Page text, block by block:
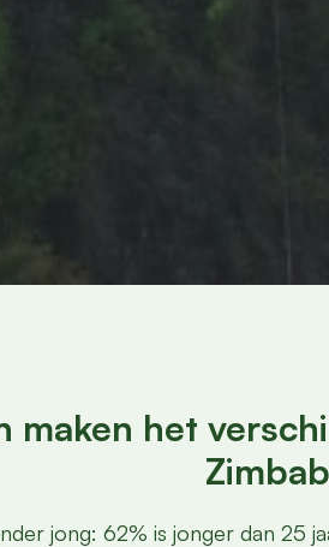
maken het
jong: 62% is jonger dan 25